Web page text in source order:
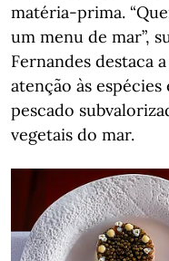
matéria-prima.
um menu de mar”,
Fernandes destaca
atenção às
pescado
vegetais do mar.